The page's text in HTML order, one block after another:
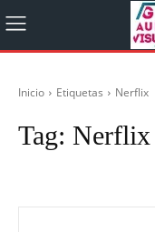
Inicio Etiquetas Nerflix
Tag: Nerflix